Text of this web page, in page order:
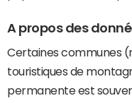
A propos des
Certaines communes
touristiques de
permanente est